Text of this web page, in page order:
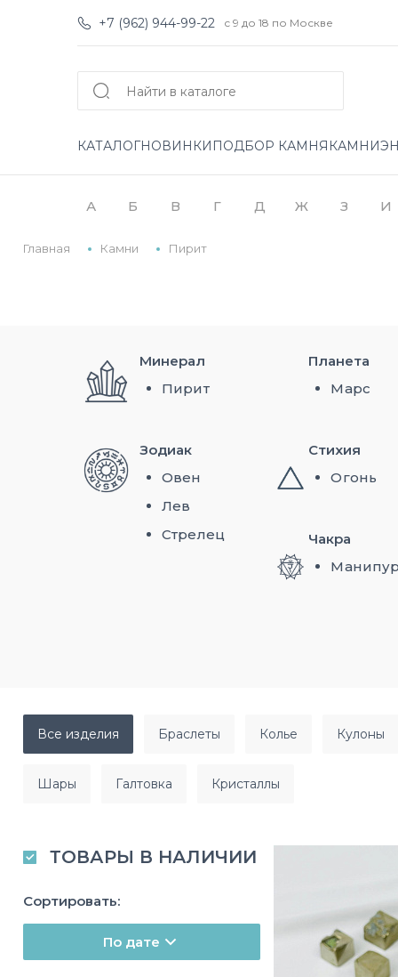
+7 (962) 944-99-22 с 9 до 18 по Москве
КАТАЛОГНОВИНКИ ПОДБОР КАМНЯ КАМНИ
А Б В Г Д Ж З И
Главная Камни Пирит
Минерал
Пирит
Зодиак
Овен
Лев
Стрелец
Планета
Марс
Стихия
Огонь
Чакра
все изделия браслеты колье кулоны
шары галтовка кристаллы
ТОВАРЫ В НАЛИЧИИ
Сортировать:
По дате